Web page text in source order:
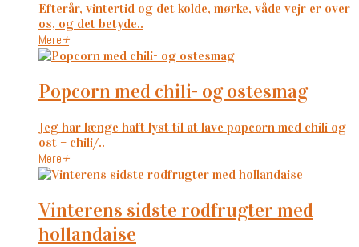
Efterår, vintertid og det kolde, mørke, våde vejr er over
os, og det betyde..
Mere+
popcorn med chili- og ostesmag
Jeg har længe haft lyst til at lave popcorn med chili og
ost – chili/..
Mere+
vinterens sidste rodfrugter med
hollandaise